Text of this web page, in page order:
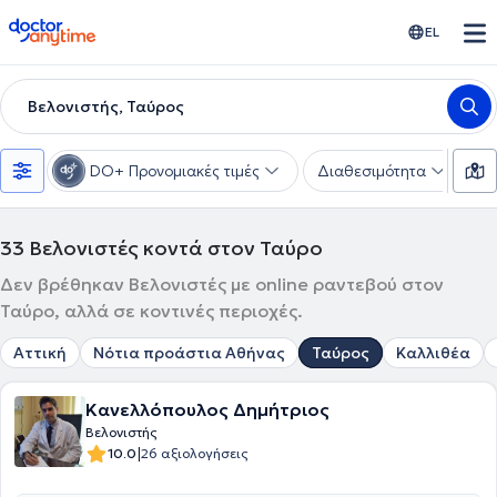
doctoranytime EL
Βελονιστής, Ταύρος
DO+ Προνομιακές τιμές Διαθεσιμότητα
33 Βελονιστές κοντά στον Ταύρο
Δεν βρέθηκαν Βελονιστές με online ραντεβού στον
Ταύρο, αλλά σε κοντινές περιοχές.
Αττική Νότια προάστια Αθήνας Ταύρος Καλλιθέα
Κανελλόπουλος Δημήτριος
Βελονιστής
10.0|26 αξιολογήσεις